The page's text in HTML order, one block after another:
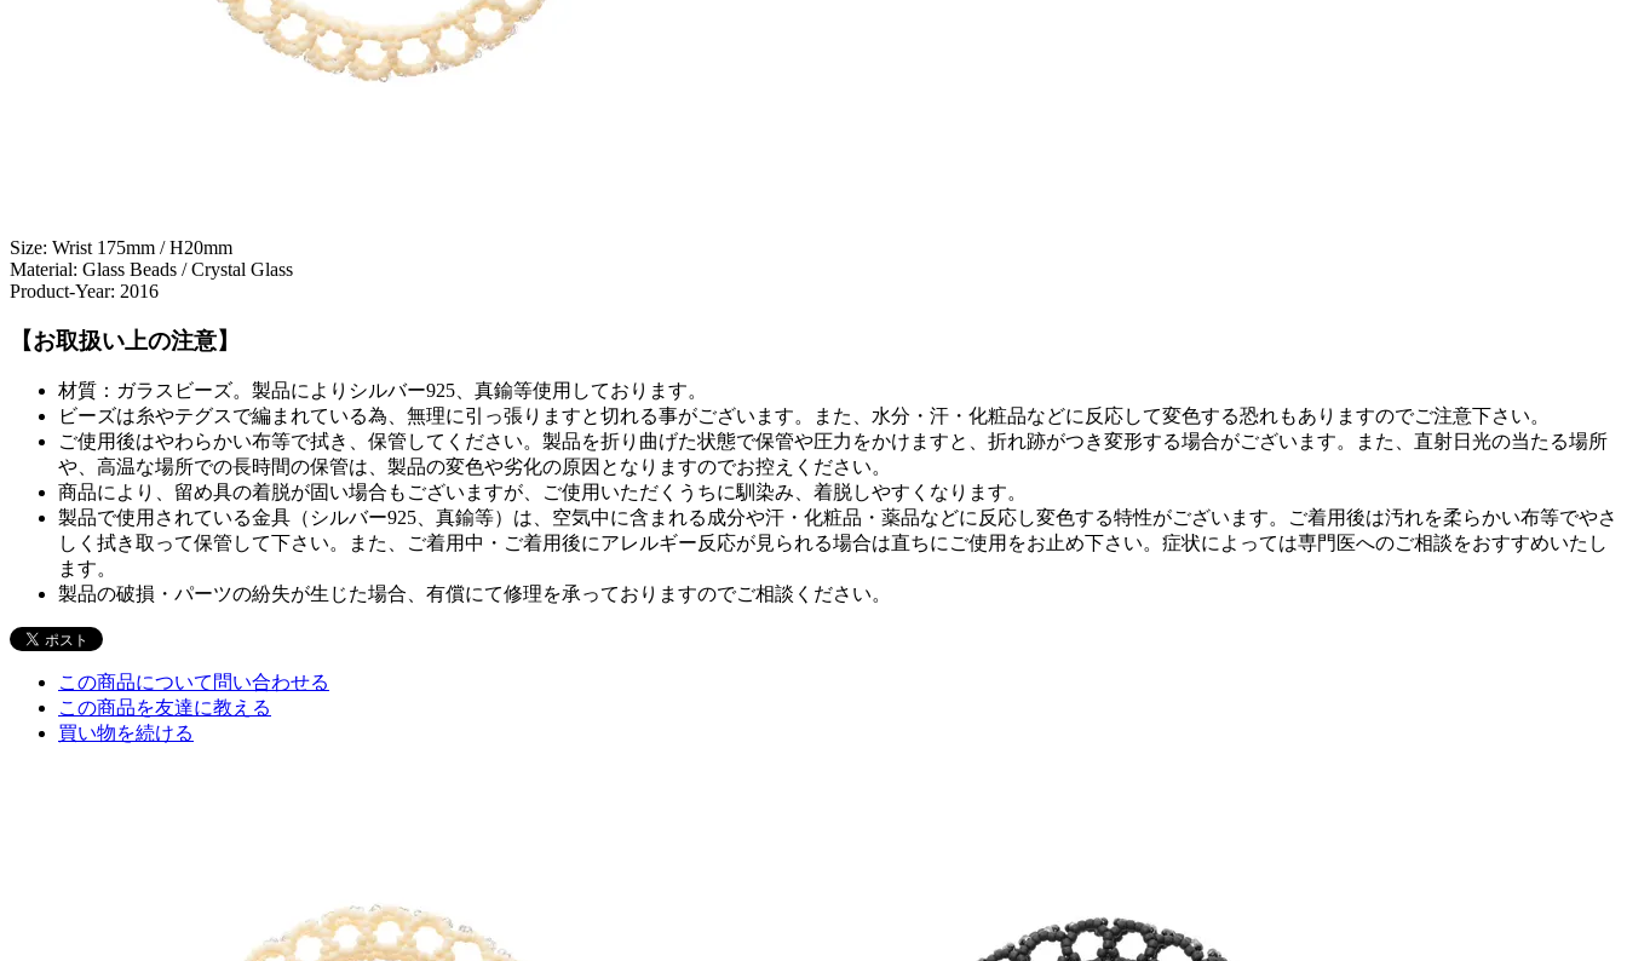
Size: Wrist 175mm / H20mm
Material: Glass Beads / Crystal Glass
Product-Year: 2016
【お取扱い上の注意】
材質：ガラスビーズ。製品によりシルバー925、真鍮等使用しております。
ビーズは糸やテグスで編まれている為、無理に引っ張りますと切れる事がございます。また、水分・汗・化粧品などに反応して変色する恐れもありますのでご注意下さい。
ご使用後はやわらかい布等で拭き、保管してください。製品を折り曲げた状態で保管や圧力をかけますと、折れ跡がつき変形する場合がございます。また、直射日光の当たる場所
や、高温な場所での長時間の保管は、製品の変色や劣化の原因となりますのでお控えください。
商品により、留め具の着脱が固い場合もございますが、ご使用いただくうちに馴染み、着脱しやすくなります。
製品で使用されている金具（シルバー925、真鍮等）は、空気中に含まれる成分や汗・化粧品・薬品などに反応し変色する特性がございます。ご着用後は汚れを柔らかい布等でやさ
しく拭き取って保管して下さい。また、ご着用中・ご着用後にアレルギー反応が見られる場合は直ちにご使用をお止め下さい。症状によっては専門医へのご相談をおすすめいたし
ます。
製品の破損・パーツの紛失が生じた場合、有償にて修理を承っておりますのでご相談ください。
この商品について問い合わせる
この商品を友達に教える
買い物を続ける